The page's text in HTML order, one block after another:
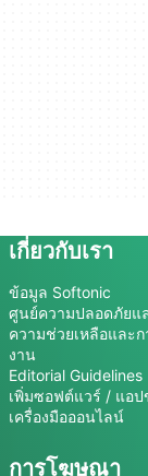
เกี่ยวกับเรา
ข้อมูล Softonic
ศูนย์ความปลอดภัยแ
ความช่วยเหลือและ
งาน
Editorial Guidelines
เพิ่มซอฟต์แวร์ / แอ
เครื่องมือออนไลน์
การโฆษณา